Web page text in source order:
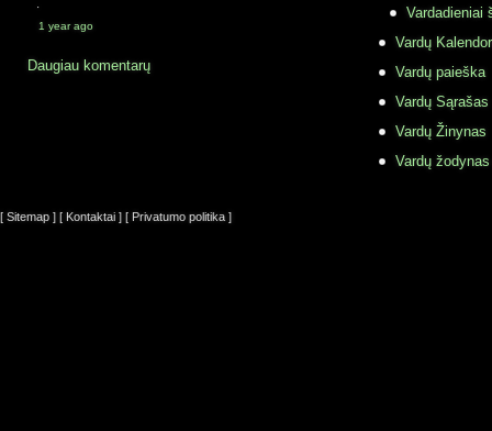
·
1 year ago
Daugiau komentarų
Vardadieniai
Vardų
Vardų paieška
Vardų Sąrašas
Vardų Žinynas
Vardų
[ Sitemap ] [ Kontaktai ] [ Privatumo politika ]